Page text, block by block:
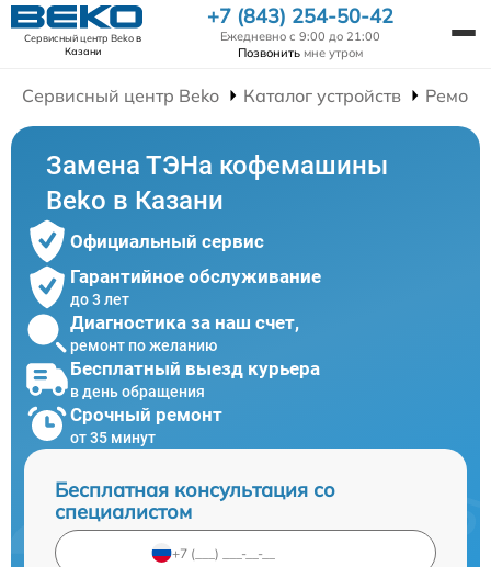
Сервисный центр Bekoв
Казани
+7 (843) 254-50-42
Ежедневно с 9:00 до 21:00
Позвонить мне утром
Сервисный центр Beko Каталог устройств
Замена ТЭНа кофемашины
Beko в Казани
Официальный сервис
Гарантийное обслуживание
до 3 лет
Диагностика за наш счет,
ремонт по желанию
Бесплатный выезд курьера
в день обращения
Срочный ремонт
от 35 минут
Бесплатная консультация со
специалистом